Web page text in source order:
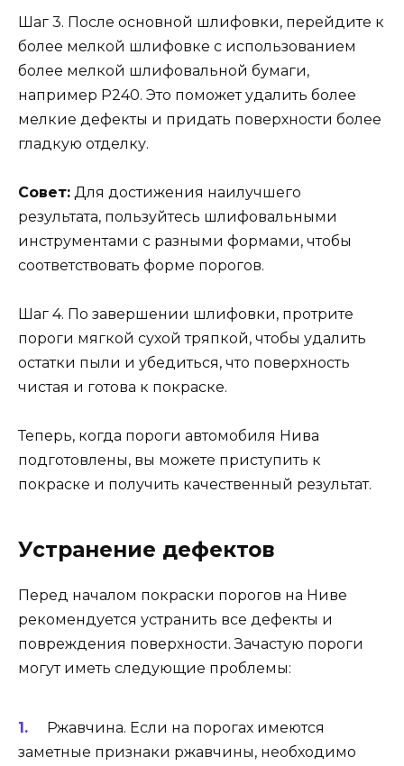
Шаг 3. После основной шлифовки, перейдите к
более мелкой шлифовке с использованием
более мелкой шлифовальной бумаги,
например P240. Это поможет удалить более
мелкие дефекты и придать поверхности более
гладкую отделку.
Совет: Для достижения наилучшего
результата, пользуйтесь шлифовальными
инструментами с разными формами, чтобы
соответствовать форме порогов.
Шаг 4. По завершении шлифовки, протрите
пороги мягкой сухой тряпкой, чтобы удалить
остатки пыли и убедиться, что поверхность
чистая и готова к покраске.
Теперь, когда пороги автомобиля Нива
подготовлены, вы можете приступить к
покраске и получить качественный результат.
Устранение дефектов
Перед началом покраски порогов на Ниве
рекомендуется устранить все дефекты и
повреждения поверхности. Зачастую пороги
могут иметь следующие проблемы:
Ржавчина. Если на порогах имеются
заметные признаки ржавчины, необходимо